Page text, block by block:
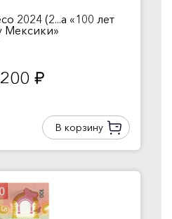
2024 (2...а «100 лет
Мексики»
руб.
В корзину